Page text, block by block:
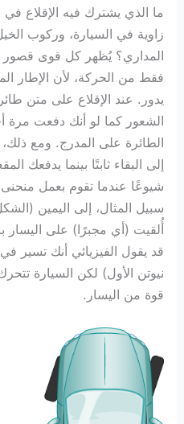
ما الذي يشترك فيه الإقلاع في
زاوية في السيارة، وركوب
المداري؟ يُظهر كل قوى قصور
فقط من الحركة، لأن الإطار
يدور. عند الإقلاع على متن
الشعور كما لو أنك دفعت مرة
الطائرة على المدرج. ومع ذلك،
إلى البقاء ثابتًا بينما يدفعك
شيوعًا عندما تقوم بعمل
أُلقيت (أي مجبرًا) على اليسار
قد يقول الفيزيائي أنك تسير
نيوتن الأول) لكن السيارة
قوة من اليسار.